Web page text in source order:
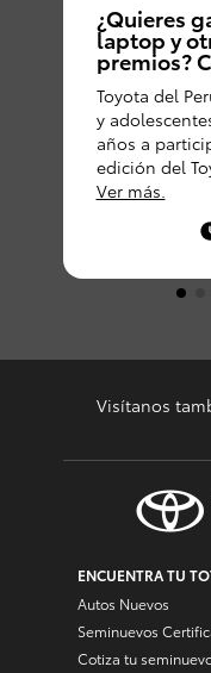
¿Quieres
laptop y
premios?
concurso
que
del Perú
Toyota del
y
años a
edición del
Car, un
sobre el
Ver más.
Visítanos
ENCUENTRA TU
Autos Nuevos
Seminuevos
Cotiza tu